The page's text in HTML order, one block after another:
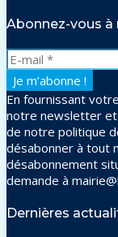
Abonnez-vous
En fournissant
notre newsletter et
de notre politique
désabonner à tout
désabonnement
demande à
Dernières